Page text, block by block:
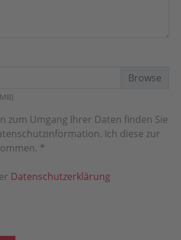
zum Umgang Ihrer Daten finden Sie
Ich diese zur
*
Datenschutzerklärung